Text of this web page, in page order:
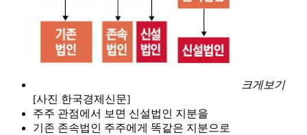
크게보기
[사진 한국경제신문]
주주 관점에서 보면 신설법인 지분을
기존 존속법인 주주에게 똑같은 지분으로